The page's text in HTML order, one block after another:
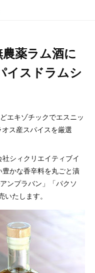
薬ラム酒に
イスドラムシ
エキゾチックでエスニッ
ス産スパイスを厳選
シィクリエイティブイ
かな香辛料を丸ごと漬
ンプラバン」「パクソ
いたします。